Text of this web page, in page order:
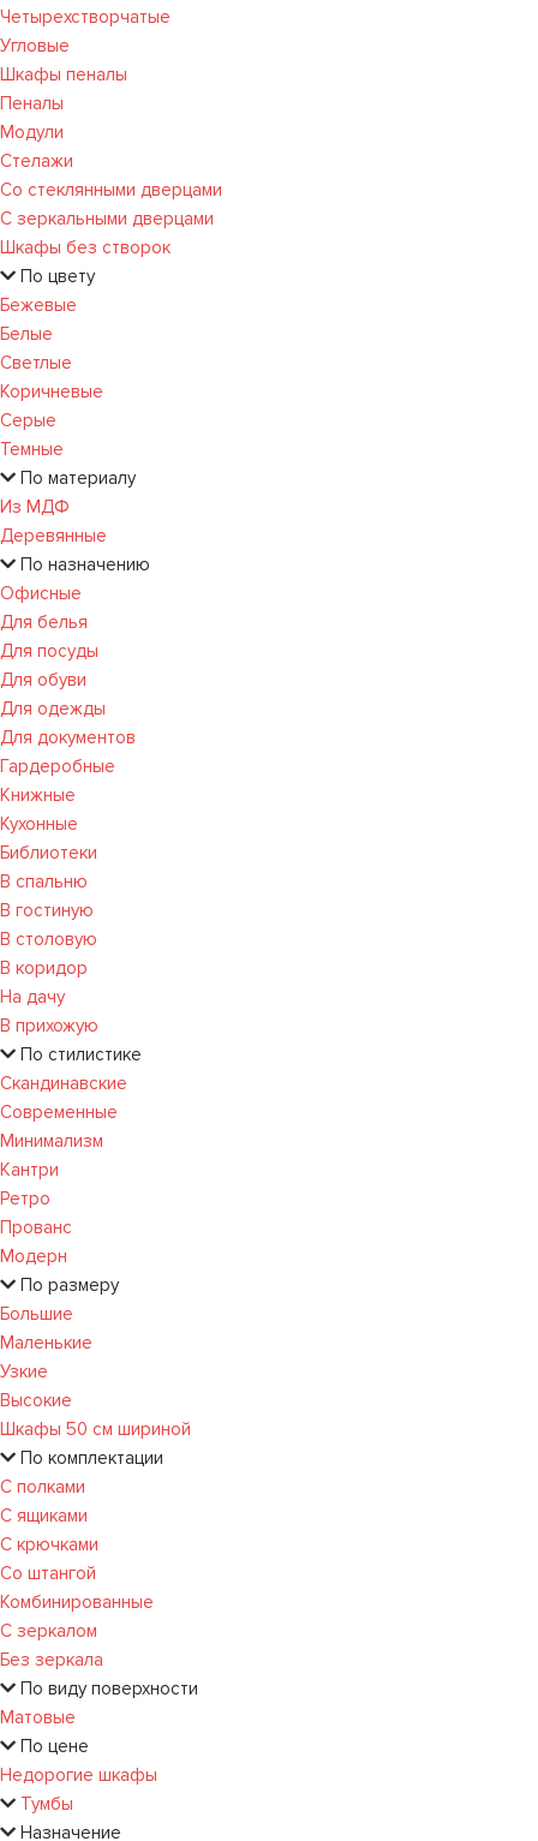
Четырехстворчатые
Угловые
Шкафы пеналы
Пеналы
Модули
Стелажи
Со стеклянными дверцами
С зеркальными дверцами
Шкафы без створок
По цвету
Бежевые
Белые
Светлые
Коричневые
Серые
Темные
По материалу
Из МДФ
Деревянные
По назначению
Офисные
Для белья
Для посуды
Для обуви
Для одежды
Для документов
Гардеробные
Книжные
Кухонные
Библиотеки
В спальню
В гостиную
В столовую
В коридор
На дачу
В прихожую
По стилистике
Скандинавские
Современные
Минимализм
Кантри
Ретро
Прованс
Модерн
По размеру
Большие
Маленькие
Узкие
Высокие
Шкафы 50 см шириной
По комплектации
С полками
С ящиками
С крючками
Со штангой
Комбинированные
С зеркалом
Без зеркала
По виду поверхности
Матовые
По цене
Недорогие шкафы
Тумбы
Назначение